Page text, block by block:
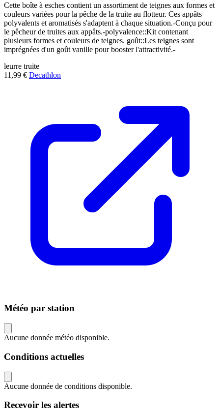
Cette boîte à esches contient un assortiment de teignes aux formes et
couleurs variées pour la pêche de la truite au flotteur. Ces appâts
polyvalents et aromatisés s'adaptent à chaque situation.-Conçu pour
le pêcheur de truites aux appâts.-polyvalence::Kit contenant
plusieurs formes et couleurs de teignes. goût::Les teignes sont
imprégnées d'un goût vanille pour booster l'attractivité.-
leurre truite
11,99 € Decathlon
Météo par station
Aucune donnée météo disponible.
Conditions actuelles
Aucune donnée de conditions disponible.
Recevoir les alertes